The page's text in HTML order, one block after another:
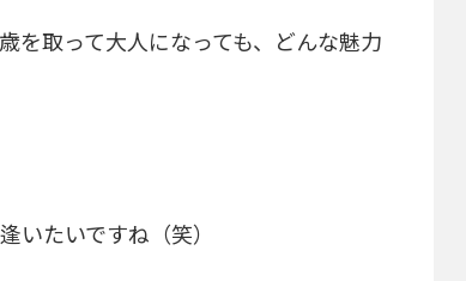
を取って大人になっても、どんな魅力
いたいですね（笑）